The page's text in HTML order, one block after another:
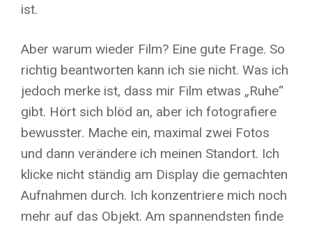
ist.
Aber warum wieder Film? Eine gute Frage. So
richtig beantworten kann ich sie nicht. Was ich
jedoch merke ist, dass mir Film etwas „Ruhe“
gibt. Hört sich blöd an, aber ich fotografiere
bewusster. Mache ein, maximal zwei Fotos
und dann verändere ich meinen Standort. Ich
klicke nicht ständig am Display die gemachten
Aufnahmen durch. Ich konzentriere mich noch
mehr auf das Objekt. Am spannendsten finde